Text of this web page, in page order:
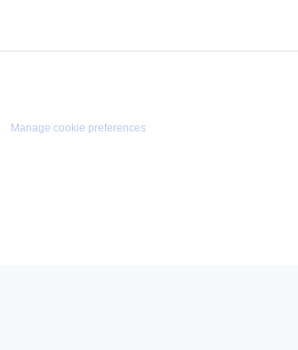
Manage cookie preferences